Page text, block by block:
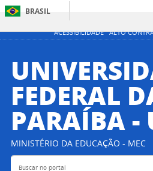
ACESSIBILIDADE ALTO
BRASIL
FEDERAL
PARAÍBA -
MINISTÉRIO DA EDUCAÇÃO - MEC
Buscar no portal